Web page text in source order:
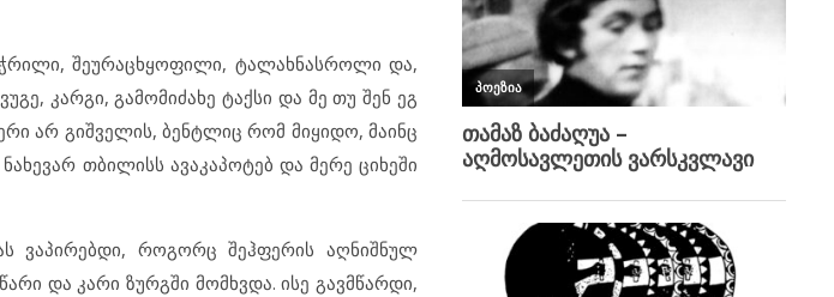
შეურაცხყოფილი, ტალახნასროლი და,
კარგი, გამომიძახე ტაქსი და მე თუ შენ ეგ
არ გიშველის, ბენტლიც რომ მიყიდო, მაინც
თბილისს ავაკაპოტებ და მერე ციხეში
ვაპირებდი, როგორც შეჰფერის აღნიშნულ
და კარი ზურგში მომხვდა. ისე გავმწარდი,